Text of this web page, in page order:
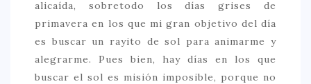
PRECIO
< 25 €
alicaída, sobretodo los días grises de
primavera en los que mi gran objetivo del día
es buscar un rayito de sol para animarme y
alegrarme. Pues bien, hay días en los que
buscar el sol es misión imposible, porque no